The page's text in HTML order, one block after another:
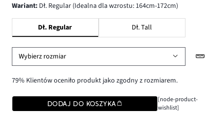
wariant: Dł. Regular (Idealna dla wzrostu: 164cm-172cm)
Dł. Regular Dł. Tall
Wybierz rozmiar
79% Klientów oceniło produkt jako zgodny z rozmiarem.
DODAJ DO KOSZYKA
[node-product-
wishlist]